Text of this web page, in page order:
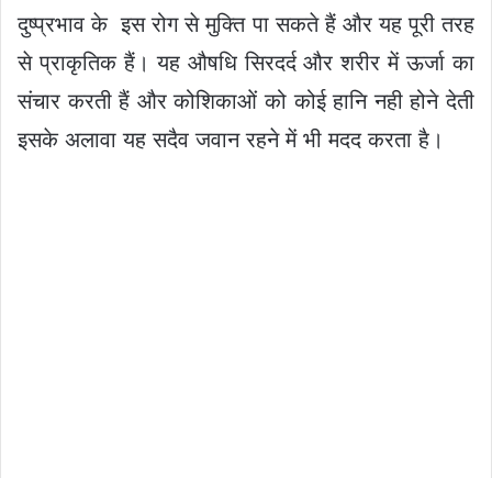
दुष्प्रभाव के इस रोग से मुक्ति पा सकते हैं और यह पूरी तरह
से प्राकृतिक हैं। यह औषधि सिरदर्द और शरीर में ऊर्जा का
संचार करती हैं और कोशिकाओं को कोई हानि नही होने देती
इसके अलावा यह सदैव जवान रहने में भी मदद करता है।